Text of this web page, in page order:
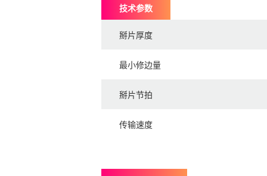
技术参数
掰片厚度
最小修边量
掰片节拍
传输速度